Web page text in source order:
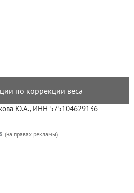
по коррекции веса
Ю.А., ИНН 575104629136
(на правах рекламы)